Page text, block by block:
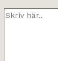
Skriv